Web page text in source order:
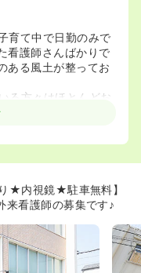
育て中で日勤のみで
看護師さんばかりで
ある風土が整ってお
る方々はほとんどお
め、看護師様からも
の中透析を学んでい
査を行っておりま
★内視鏡★駐車無料】
来看護師の募集です♪